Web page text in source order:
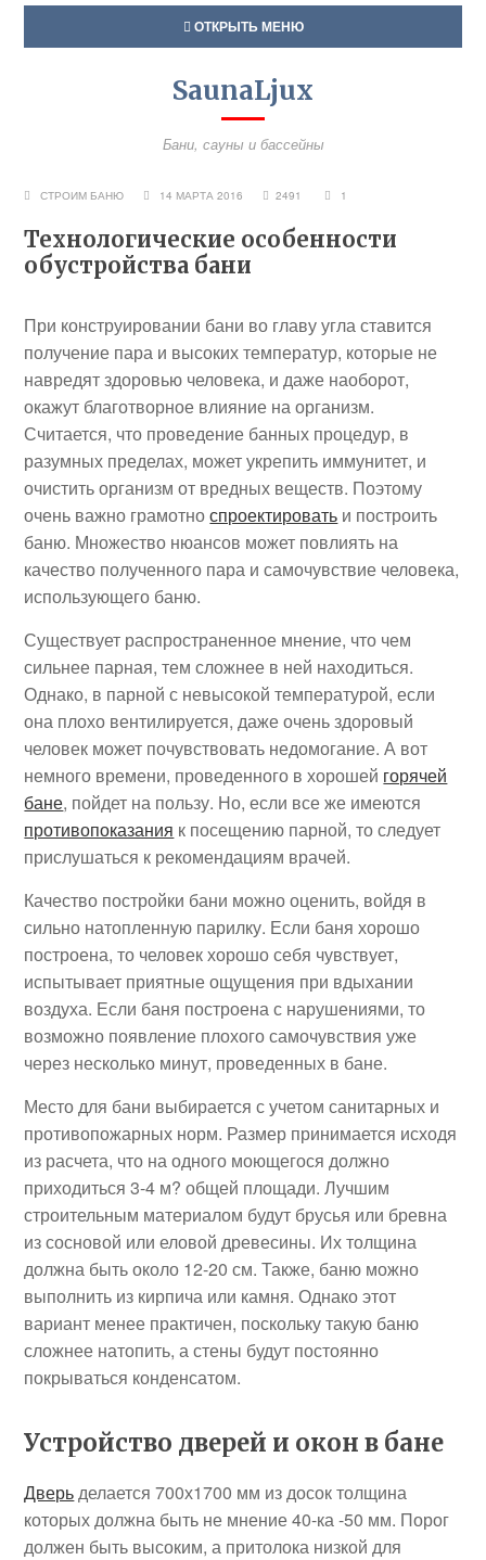
ОТКРЫТЬ МЕНЮ
SaunaLjux
Бани, сауны и бассейны
СТРОИМ БАНЮ 14 МАРТА 2016 2491 1
Технологические особенности
обустройства бани
При конструировании бани во главу угла ставится
получение пара и высоких температур, которые не
навредят здоровью человека, и даже наоборот,
окажут благотворное влияние на организм.
Считается, что проведение банных процедур, в
разумных пределах, может укрепить иммунитет, и
очистить организм от вредных веществ. Поэтому
очень важно грамотноспроектировать и построить
баню. Множество нюансов может повлиять на
качество полученного пара и самочувствие человека,
использующего баню.
Существует распространенное мнение, что чем
сильнее парная, тем сложнее в ней находиться.
Однако, в парной с невысокой температурой, если
она плохо вентилируется, даже очень здоровый
человек может почувствовать недомогание. А вот
немного времени, проведенного в хорошей горячей
бане, пойдет на пользу. Но, если все же имеются
противопоказания к посещению парной, то следует
прислушаться к рекомендациям врачей.
Качество постройки бани можно оценить, войдя в
сильно натопленную парилку. Если баня хорошо
построена, то человек хорошо себя чувствует,
испытывает приятные ощущения при вдыхании
воздуха. Если баня построена с нарушениями, то
возможно появление плохого самочувствия уже
через несколько минут, проведенных в бане.
Место для бани выбирается с учетом санитарных и
противопожарных норм. Размер принимается исходя
из расчета, что на одного моющегося должно
приходиться 3-4 м? общей площади. Лучшим
строительным материалом будут брусья или бревна
из сосновой или еловой древесины. Их толщина
должна быть около 12-20 см. Также, баню можно
выполнить из кирпича или камня. Однако этот
вариант менее практичен, поскольку такую баню
сложнее натопить, а стены будут постоянно
покрываться конденсатом.
Устройство дверей и окон в бане
Дверьделается 700х1700 мм из досок толщина
которых должна быть не мнение 40-ка -50 мм. Порог
должен быть высоким, а притолока низкой для